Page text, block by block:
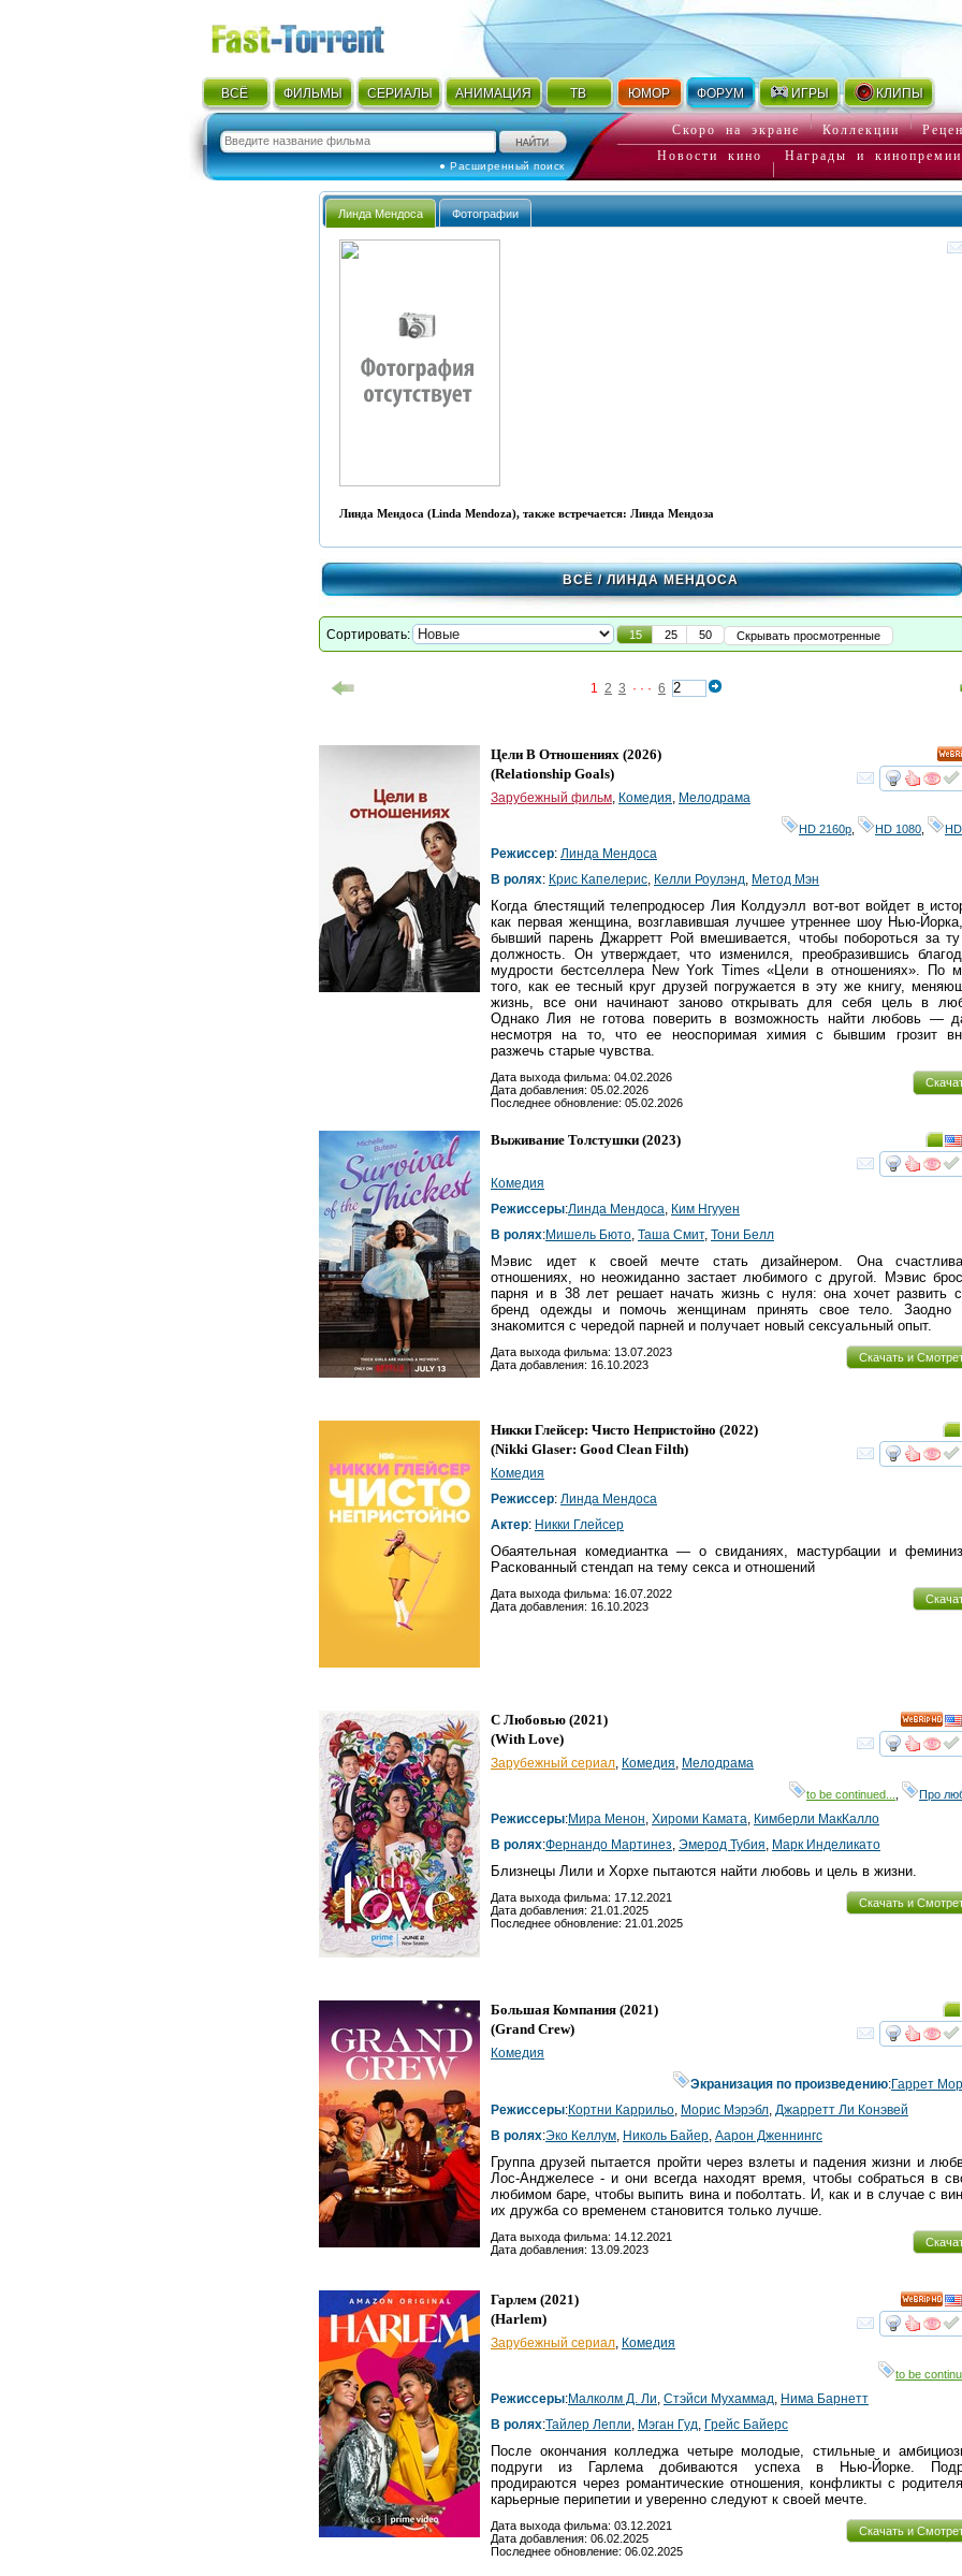
ВСЁ ФИЛЬМЫ СЕРИАЛЫ АНИМАЦИЯ ТВ ЮМОР ФОРУМ ИГРЫ КЛИПЫ
● Расширенный поиск
Скоро на экране Коллекции
Новости кино
Награды и кинопремии
Линда Мендоса Фотографии
Линда Мендоса (Linda Mendoza), также встречается: Линда Мендоза
ВСЁ/ ЛИНДА МЕНДОСА
Сортировать: 15 25 50 Скрывать просмотренные
1 2 3 · · · 6
HD
Цели В Отношениях (2026)
(Relationship Goals)
Зарубежный фильм, Комедия, Мелодрама
HD 2160р HD 1080
Режиссер: Линда Мендоса
В ролях: Крис Капелерис, Келли Роулэнд, Метод Мэн
Когда блестящий телепродюсер Лия Колдуэлл вот-вот войдет в
как первая женщина, возглавившая лучшее утреннее шоу Нью-
бывший парень Джарретт Рой вмешивается, чтобы побороться за
должность. Он утверждает, что изменился, преобразившись
мудрости бестселлера New York Times «Цели в отношениях». По
того, как ее тесный круг друзей погружается в эту же книгу,
жизнь, все они начинают заново открывать для себя цель в
Однако Лия не готова поверить в возможность найти любовь —
несмотря на то, что ее неоспоримая химия с бывшим грозит
разжечь старые чувства.
Дата выхода фильма: 04.02.2026
Дата добавления: 05.02.2026
Последнее обновление: 05.02.2026
Выживание Толстушки (2023)
Комедия
Режиссеры:Линда Мендоса, Ким Нгуyен
В ролях:Мишель Бюто, Таша Смит, Тони Белл
Мэвис идет к своей мечте стать дизайнером. Она
отношениях, но неожиданно застает любимого с другой. Мэвис
парня и в 38 лет решает начать жизнь с нуля: она хочет развить
бренд одежды и помочь женщинам принять свое тело. Заодно
знакомится с чередой парней и получает новый сексуальный опыт.
Скачать и
Дата выхода фильма: 13.07.2023
Дата добавления: 16.10.2023
Никки Глейсер: Чисто Непристойно (2022)
(Nikki Glaser: Good Clean Filth)
Комедия
Режиссер: Линда Мендоса
Актер: Никки Глейсер
Обаятельная комедиантка — о свиданиях, мастурбации и
Раскованный стендап на тему секса и отношений
Дата выхода фильма: 16.07.2022
Дата добавления: 16.10.2023
HD
С Любовью (2021)
(With Love)
Зарубежный сериал, Комедия, Мелодрама
to be continued... Про
Режиссеры:Мира Менон, Хироми Камата, Кимберли МакКалло
В ролях:Фернандо Мартинез, Эмерод Тубия, Марк Инделикато
Близнецы Лили и Хорхе пытаются найти любовь и цель в жизни.
Скачать и
Дата выхода фильма: 17.12.2021
Дата добавления: 21.01.2025
Последнее обновление: 21.01.2025
Большая Компания (2021)
(Grand Crew)
Комедия
Экранизация по произведению:Гаррет
Режиссеры:Кортни Каррильо, Морис Мэрэбл, Джарретт Ли Конэвей
В ролях:Эко Келлум, Николь Байер, Аарон Дженнингс
Группа друзей пытается пройти через взлеты и падения жизни и
Лос-Анджелесе - и они всегда находят время, чтобы собраться в
любимом баре, чтобы выпить вина и поболтать. И, как и в случае с
их дружба со временем становится только лучше.
Дата выхода фильма: 14.12.2021
Дата добавления: 13.09.2023
HD
Гарлем (2021)
(Harlem)
Зарубежный сериал, Комедия
to be
Режиссеры:Малколм Д. Ли, Стэйси Мухаммад, Нима Барнетт
В ролях:Тайлер Лепли, Мэган Гуд, Грейс Байерс
После окончания колледжа четыре молодые, стильные и
подруги из Гарлема добиваются успеха в Нью-Йорке.
продираются через романтические отношения, конфликты с
карьерные перипетии и уверенно следуют к своей мечте.
Скачать и
Дата выхода фильма: 03.12.2021
Дата добавления: 06.02.2025
Последнее обновление: 06.02.2025